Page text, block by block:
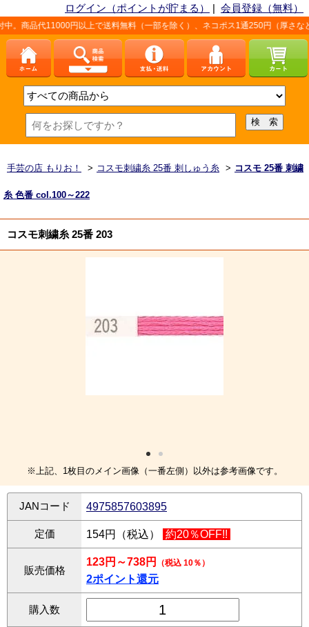
ログイン（ポイントが貯まる） | 会員登録（無料）
円以上で送料無料（一部を除く）、ネコポス1通250円（厚さなど条件あり
手芸の店 もりお！ > コスモ刺繍糸 25番 刺しゅう糸 > コスモ 25番 刺繍
糸 色番 col.100～222
コスモ刺繍糸 25番 203
※上記、1枚目のメイン画像（一番左側）以外は参考画像です。
JANコード 4975857603895
定価 154円（税込） 約20％OFF!!
販売価格
123円～738円 （税込 10％）
2ポイント還元
購入数